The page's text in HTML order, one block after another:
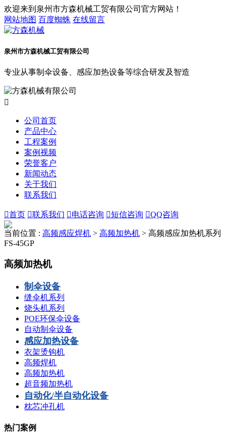
欢迎来到泉州市方森机械工贸有限公司官方网站！
网站地图 百度蜘蛛 在线留言
泉州市方森机械工贸有限公司
专业从事制伞设备、感应加热设备等综合研发及智造

公司首页
产品中心
工程案例
案例视频
荣誉客户
新闻动态
关于我们
联系我们
首页 联系我们 电话咨询 短信咨询 QQ咨询
当前位置 : 高频感应焊机 > 高频加热机 > 高频感应加热机系列
FS-45GP
高频加热机
制伞设备
缝伞机系列
烧头机系列
POE环保伞设备
自动制伞设备
感应加热设备
衣架烫钩机
高频焊机
高频加热机
超音频加热机
自动化/半自动化设备
枕芯冲孔机
热门案例